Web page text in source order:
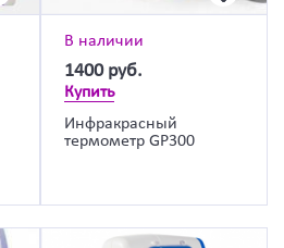
В наличии
1400 руб.
Купить
Инфракрасный
термометр GP300